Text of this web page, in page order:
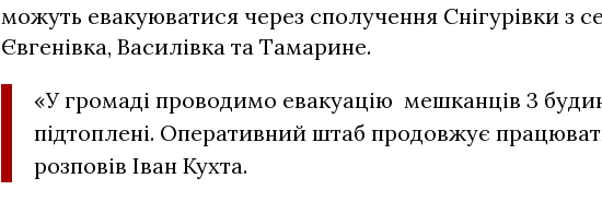
можуть евакуюватися через сполучення Снігурівки з
Євгенівка, Василівка та Тамарине.
«У громаді проводимо евакуацію мешканців 3
підтоплені. Оперативний штаб продовжує
розповів Іван Кухта.